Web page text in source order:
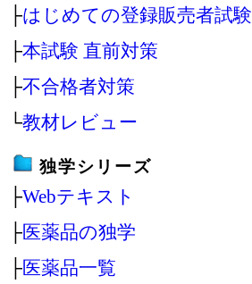
├はじめての登録販売者試験
├本試験 直前対策
├不合格者対策
└教材レビュー
独学シリーズ
├Webテキスト
├医薬品の独学
├医薬品一覧